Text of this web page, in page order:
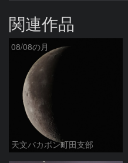
関連作品
08/08の月
天文バカボン町田支部